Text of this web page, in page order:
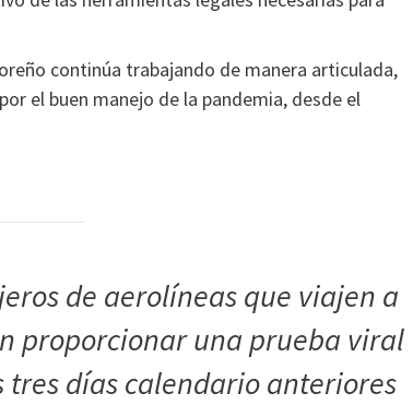
continúa trabajando de manera articulada,
el buen manejo de la pandemia, desde el
de aerolíneas que viajen a
proporcionar una prueba viral
tres días calendario anteriores